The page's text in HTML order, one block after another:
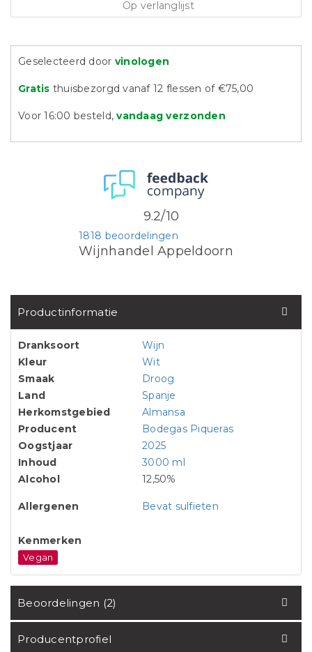
Op verlanglijst
Geselecteerd door vinologen
Gratis thuisbezorgd vanaf 12 flessen of €75,00
Voor 16:00 besteld,vandaag verzonden
Wijnhandel Appeldoorn
1818 beoordelingen
9.2/10
Productinformatie
Dranksoort
Wijn
Kleur
Wit
Smaak
Droog
Land
Spanje
Herkomstgebied
Almansa
Producent
Bodegas Piqueras
Oogstjaar
2025
Inhoud
3000 ml
Alcohol
12,50%
Allergenen Bevat sulfieten
Kenmerken
Vegan
Beoordelingen (2)
Producentprofiel